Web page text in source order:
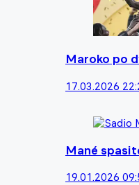
Maroko po
17.03.2026
Mané
19.01.2026